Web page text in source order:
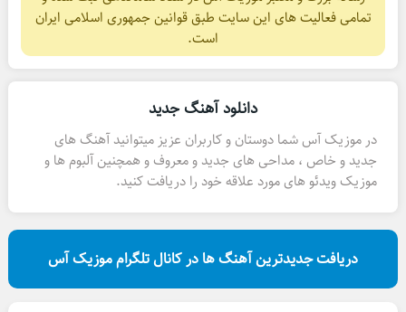
تمامی فعالیت های این سایت طبق قوانین جمهوری اسلامی ایران
است.
دانلود آهنگ جدید
در موزیک آس شما دوستان و کاربران عزیز میتوانید آهنگ های
جدید و خاص ، مداحی های جدید و معروف و همچنین آلبوم ها و
موزیک ویدئو های مورد علاقه خود را دریافت کنید.
دریافت جدیدترین آهنگ ها در کانال تلگرام موزیک آس